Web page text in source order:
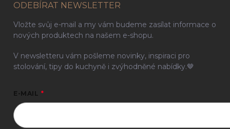
ODEBÍRAT NEWSLETTER
Vložte svůj e-mail a my vám budeme zasílat informace o
nových produktech na našem e-shopu.
V newsletteru vám pošleme novinky, inspiraci pro
stolování, tipy do kuchyně i zvýhodněné nabídky.🤎
E-MAIL